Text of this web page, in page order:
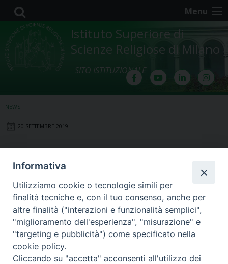
Skip
content
Menu
Istituto Superiore di
Scienze Religiose di Milano
SITO ISTITUZIONALE
NEWS
20 SETTEMBRE 2019
2020
@2022 - Istituto Superiore di Scienze Religiose di Milano, via
Cavalieri del Santo Sepolcro 3 - Milano
Informativa
Utilizziamo cookie o tecnologie simili per
finalità tecniche e, con il tuo consenso, anche per
altre finalità ("interazioni e funzionalità semplici",
"miglioramento dell'esperienza", "misurazione" e
"targeting e pubblicità") come specificato nella
cookie policy.
Cliccando su "accetta" acconsenti all'utilizzo dei